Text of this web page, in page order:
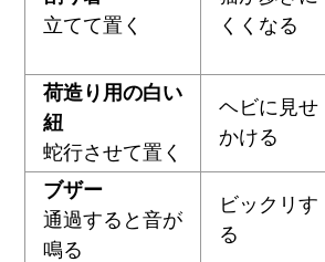
立てて置く
くくなる
荷造り用の白い
紐
蛇行させて置く
ヘビに見せ
かける
ブザー
通過すると音が
鳴る
ビックリす
る